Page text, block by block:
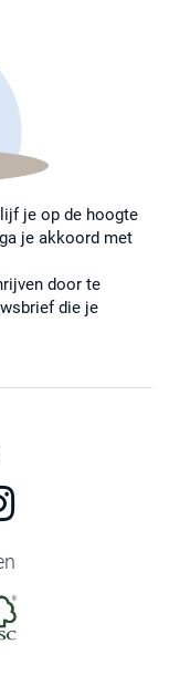
je op de hoogte
je akkoord met
door te
die je